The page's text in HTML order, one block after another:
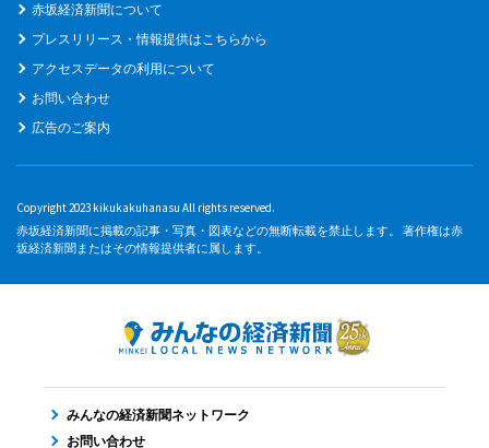
赤坂経済新聞について
プレスリリース・情報提供はこちらから
アクセスデータの利用について
お問い合わせ
広告のご案内
Copyright 2023 kikukakuhanasu All rights reserved.
赤坂経済新聞に掲載の記事・写真・図表などの無断転載を禁止します。 著作権は赤
坂経済新聞またはその情報提供者に属します。
みんなの経済新聞ネットワーク
お問い合わせ